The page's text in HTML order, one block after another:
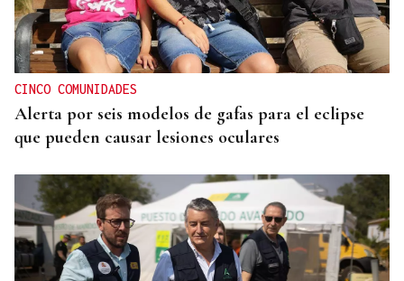
Ourense eríxese desde hoxe como capital do
folclore
CINCO COMUNIDADES
Alerta por seis modelos de gafas para el eclipse
que pueden causar lesiones oculares